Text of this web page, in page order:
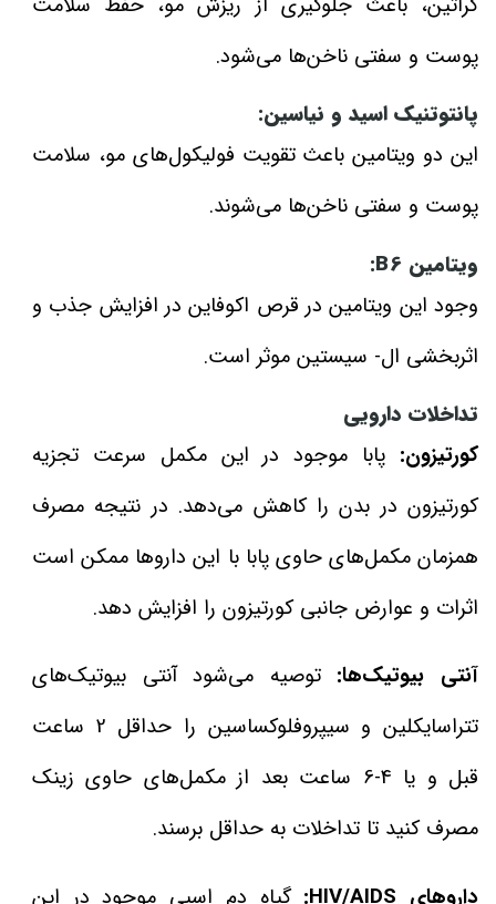
پوست و سفتی ناخن‌ها می‌شود.
پانتوتنیک اسید و نیاسین:
این دو ویتامین باعث تقویت فولیکول‌های مو، سلامت
پوست و سفتی ناخن‌ها می‌شوند.
ویتامین B6:
وجود این ویتامین در قرص اکوفاین در افزایش جذب و
اثربخشی ال- سیستین موثر است.
تداخلات دارویی
کورتیزون: پابا موجود در این مکمل سرعت تجزیه
کورتیزون در بدن را کاهش می‌دهد. در نتیجه مصرف
همزمان مکمل‌های حاوی پابا با این داروها ممکن است
اثرات و عوارض جانبی کورتیزون را افزایش دهد.
آنتی بیوتیک‌ها: توصیه می‌شود آنتی بیوتیک‌های
تتراسایکلین و سیپروفلوکساسین را حداقل 2 ساعت
قبل و یا 4-6 ساعت بعد از مکمل‌های حاوی زینک
مصرف کنید تا تداخلات به حداقل برسند.